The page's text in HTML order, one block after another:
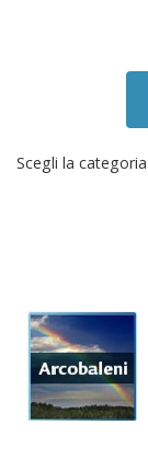
Scegli la categoria